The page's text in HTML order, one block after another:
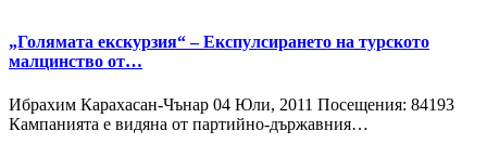
„Голямата екскурзия“ – Експулсирането на турското
малцинство от…
Ибрахим Карахасан-Чънар 04 Юли, 2011 Посещения: 84193
Кампанията е видяна от партийно-държавния…